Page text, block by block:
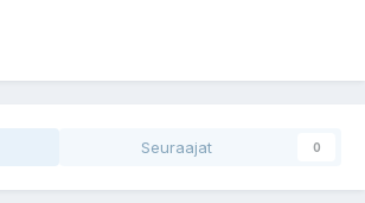
Seuraajat 0